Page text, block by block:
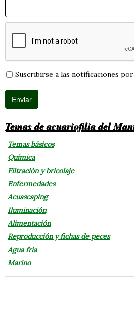
Suscribirse a las notificaciones
Temas de acuariofilia del
Temas básicos
Química
Filtración y bricolaje
Enfermedades
Acuascaping
Iluminación
Alimentación
Reproducción y fichas de peces
Agua fría
Marino